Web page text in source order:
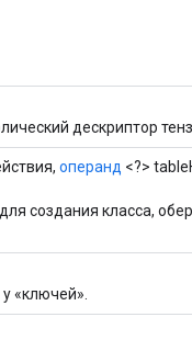
дескриптор
операнд <?>
создания класса,
«ключей».